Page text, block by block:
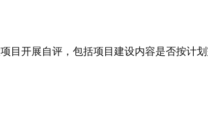
目开展自评，包括项目建设内容是否按计